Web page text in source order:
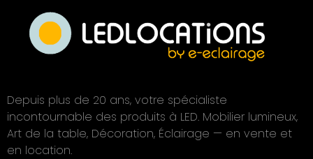
Depuis plus de 20 ans, votre spécialiste
incontournable des produits à LED. Mobilier lumineux,
Art de la table, Décoration, Éclairage — en vente et
en location.